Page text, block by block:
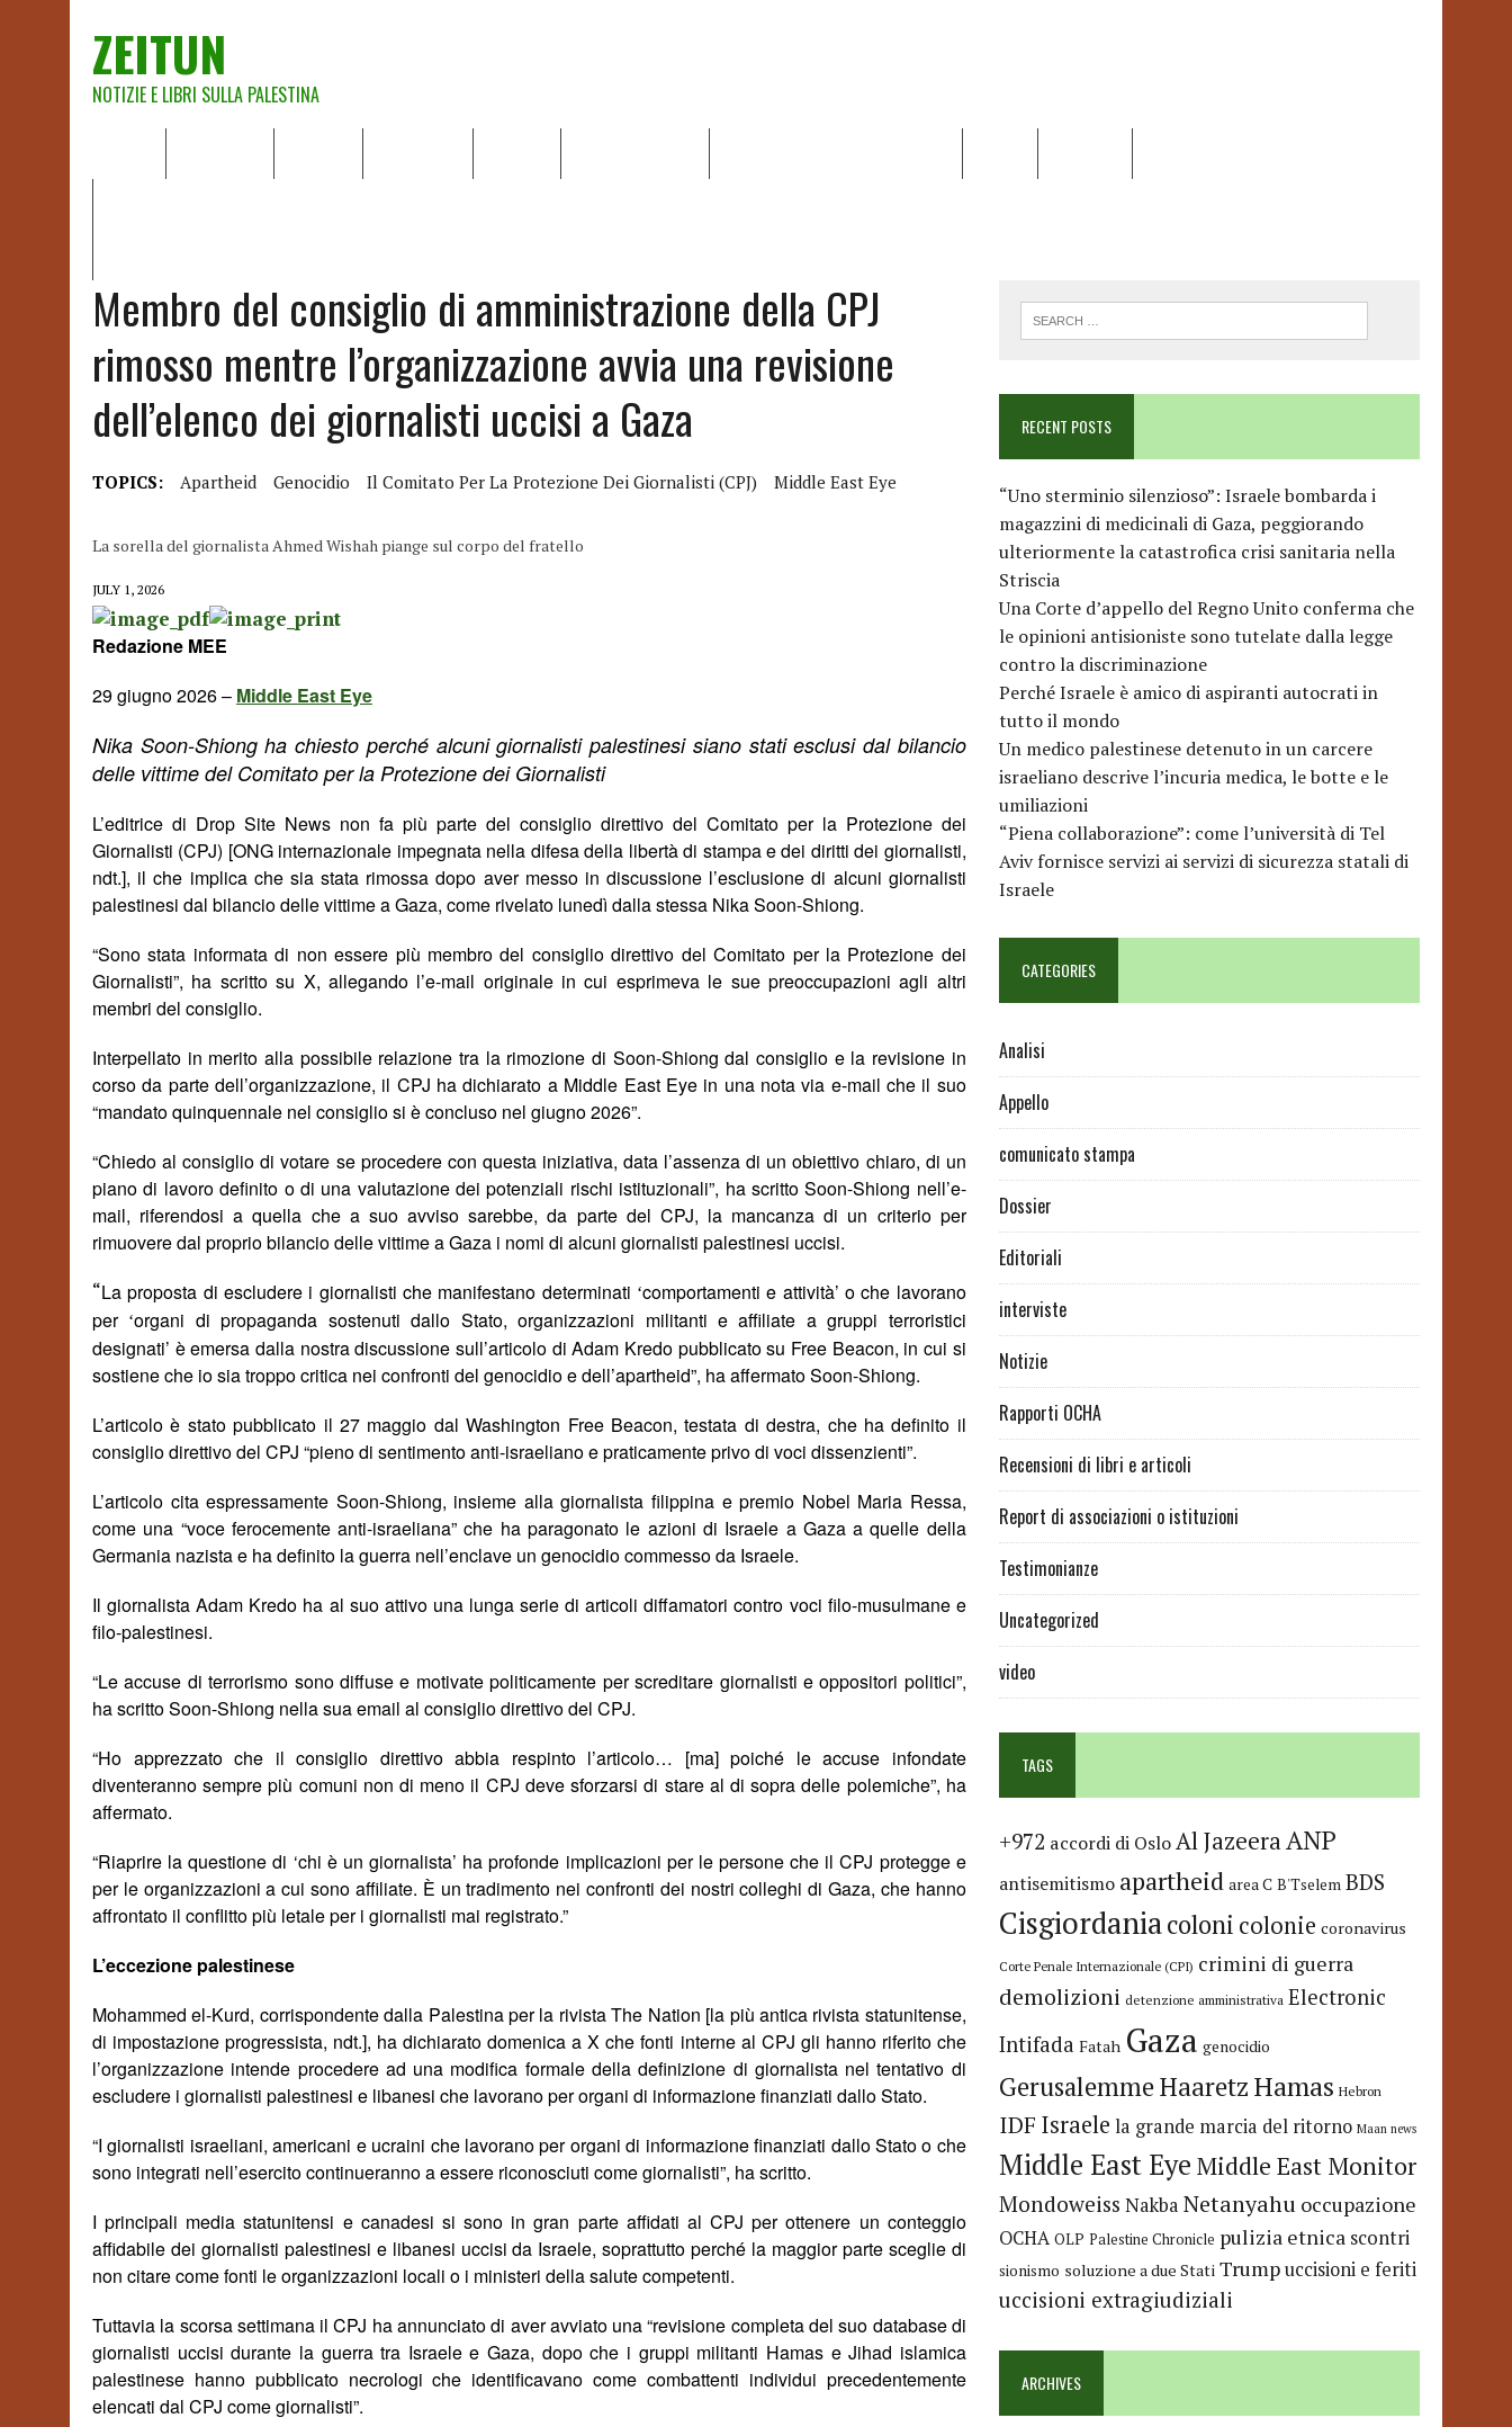
ZEITUN
NOTIZIE E LIBRI SULLA PALESTINA
Membro del consiglio di amministrazione della CPJ
rimosso mentre l’organizzazione avvia una revisione
dell’elenco dei giornalisti uccisi a Gaza
TOPICS: Apartheid Genocidio Il Comitato Per La Protezione Dei Giornalisti (CPJ) Middle East Eye
La sorella del giornalista Ahmed Wishah piange sul corpo del fratello
JULY 1, 2026
Redazione MEE
29 giugno 2026 – Middle East Eye
Nika Soon-Shiong ha chiesto perché alcuni giornalisti palestinesi siano stati esclusidal bilancio
delle vittime delComitato per la Protezione dei Giornalisti
L’editrice di Drop Site News non fa più parte del consiglio direttivo del Comitato per la Protezione dei
Giornalisti (CPJ) [ONG internazionale impegnata nella difesadella libertàdi stampa e dei diritti dei giornalisti,
ndt.], il che implica che sia stata rimossa dopo aver messo in discussione l’esclusione di alcuni giornalisti
palestinesi dal bilancio delle vittime a Gaza, come rivelato lunedì dalla stessa Nika Soon-Shiong.
“Sono stata informata di non essere più membro del consiglio direttivo del Comitato per la Protezione dei
Giornalisti”, ha scritto su X, allegando l’e-mail originale in cui esprimeva le sue preoccupazioni agli altri
membri del consiglio.
Interpellato in merito alla possibile relazione tra la rimozione di Soon-Shiong dal consiglio e la revisione in
corso da parte dell’organizzazione, il CPJ ha dichiarato a Middle East Eye in una nota via e-mail che il suo
“mandato quinquennale nel consiglio si è concluso nel giugno 2026”.
“Chiedo al consiglio di votare se procedere con questa iniziativa, data l’assenza di un obiettivo chiaro, di un
piano di lavoro definito o di una valutazione dei potenziali rischi istituzionali”, ha scritto Soon-Shiong nell’e-
mail, riferendosi a quella che a suo avviso sarebbe, da parte del CPJ, la mancanza di un criterio per
rimuovere dal proprio bilancio delle vittime a Gaza i nomi di alcuni giornalisti palestinesi uccisi.
“La proposta di escludere i giornalisti che manifestano determinati ‘comportamenti e attività’ o che lavorano
per ‘organi di propaganda sostenuti dallo Stato, organizzazioni militanti e affiliate a gruppi terroristici
designati’ è emersa dalla nostra discussione sull’articolo di Adam Kredo pubblicato su Free Beacon, in cui si
sostiene che io sia troppo critica nei confronti del genocidio e dell’apartheid”, ha affermato Soon-Shiong.
L’articolo è stato pubblicato il 27 maggio dal Washington Free Beacon, testata di destra, che ha definito il
consiglio direttivo del CPJ “pieno di sentimento anti-israeliano e praticamente privo di voci dissenzienti”.
L’articolo cita espressamente Soon-Shiong, insieme alla giornalista filippina e premio Nobel Maria Ressa,
come una “voce ferocemente anti-israeliana” che ha paragonato le azioni di Israele a Gaza a quelle della
Germania nazista e ha definito la guerra nell’enclave un genocidio commesso da Israele.
Il giornalista Adam Kredo ha al suo attivo una lunga serie di articoli diffamatori contro voci filo-musulmane e
filo-palestinesi.
“Le accuse di terrorismo sono diffuse e motivate politicamente per screditare giornalisti e oppositori politici”,
ha scritto Soon-Shiong nella sua email al consiglio direttivo del CPJ.
“Ho apprezzato che il consiglio direttivo abbia respinto l’articolo… [ma] poiché le accuse infondate
diventeranno sempre più comuni non di meno il CPJ deve sforzarsi di stare al di sopra delle polemiche”, ha
affermato.
“Riaprire la questione di ‘chi è un giornalista’ ha profonde implicazioni per le persone che il CPJ protegge e
per le organizzazioni a cui sono affiliate. È un tradimento nei confronti dei nostri colleghi di Gaza, che hanno
affrontato il conflitto più letale per i giornalisti mai registrato.”
L’eccezione palestinese
Mohammed el-Kurd, corrispondente dalla Palestina per la rivista The Nation [la più antica rivista statunitense,
di impostazione progressista, ndt.], ha dichiarato domenica a X che fonti interne al CPJ gli hanno riferito che
l’organizzazione intende procedere ad una modifica formale della definizione di giornalista nel tentativo di
escludere i giornalisti palestinesi e libanesi che lavorano per organi di informazione finanziati dallo Stato.
“I giornalisti israeliani, americani e ucraini che lavorano per organi di informazione finanziati dallo Stato o che
sono integrati nell’esercito continueranno a essere riconosciuti come giornalisti”, ha scritto.
I principali media statunitensi e canadesi si sono in gran parte affidati al CPJ per ottenere un conteggio
affidabile dei giornalisti palestinesi e libanesi uccisi da Israele, soprattutto perché la maggior parte sceglie di
non citare come fonti le organizzazioni locali o i ministeri della salute competenti.
Tuttavia la scorsa settimana il CPJ ha annunciato di aver avviato una “revisione completa del suo database di
giornalisti uccisi durante la guerra tra Israele e Gaza, dopo che i gruppi militanti Hamas e Jihad islamica
palestinese hanno pubblicato necrologi che identificavano come combattenti individui precedentemente
elencati dal CPJ come giornalisti”.
RECENT POSTS
“Uno sterminio silenzioso”: Israele bombarda i
magazzini di medicinali di Gaza, peggiorando
ulteriormente la catastrofica crisi sanitaria nella
Striscia
Una Corte d’appello del Regno Unito conferma che
le opinioni antisioniste sono tutelate dalla legge
contro la discriminazione
Perché Israele è amico di aspiranti autocrati in
tutto il mondo
Un medico palestinese detenuto in un carcere
israeliano descrive l’incuria medica, le botte e le
umiliazioni
“Piena collaborazione”: come l’università di Tel
Aviv fornisce servizi ai servizi di sicurezza statali di
Israele
CATEGORIES
Analisi
Appello
comunicato stampa
Dossier
Editoriali
interviste
Notizie
Rapporti OCHA
Recensioni di libri e articoli
Report di associazioni o istituzioni
Testimonianze
Uncategorized
video
TAGS
+972 accordi di OsloAl JazeeraANP
antisemitismo apartheid area C B'Tselem BDS
Cisgiordaniacoloni colonie coronavirus
Corte Penale Internazionale (CPI) crimini di guerra
demolizioni detenzione amministrativa Electronic
Intifada Fatah Gaza genocidio
GerusalemmeHaaretzHamas Hebron
IDF Israele la grande marcia del ritorno Maan news
Middle East Eye Middle East Monitor
Mondoweiss Nakba Netanyahu occupazione
OCHA OLP Palestine Chronicle pulizia etnica scontri
sionismo soluzione a due Stati Trumpuccisioni e feriti
uccisioni extragiudiziali
ARCHIVES